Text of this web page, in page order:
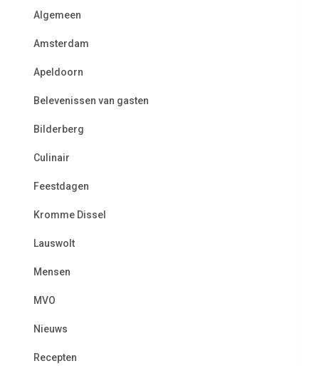
Algemeen
Amsterdam
Apeldoorn
Belevenissen van gasten
Bilderberg
Culinair
Feestdagen
Kromme Dissel
Lauswolt
Mensen
MVO
Nieuws
Recepten